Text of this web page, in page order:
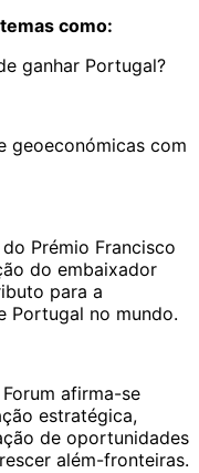
como:
ganhar Portugal?
geoeconómicas com
Prémio Francisco
do embaixador
para a
Portugal no mundo.
afirma-se
estratégica,
de oportunidades
além-fronteiras.